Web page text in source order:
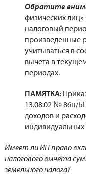
Обратите
физических
налоговый
произведенные
учитываться в
вычета в
периодах.
ПАМЯТКА:
13.08.02 № 86н/
доходов и
Имеет ли ИП право
налогового вычета
земельного налога?